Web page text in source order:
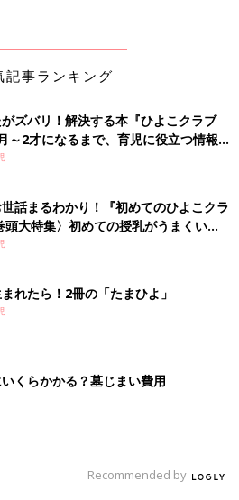
事ランキング
ズバリ！解決する本『ひよこクラブ
2才になるまで、育児に役立つ情報が
話まるわかり！『初めてのひよこクラ
頭大特集〉初めての授乳がうまくい
ミルクの基本と夏のトラブル 解決テ
れたら！2冊の「たまひよ」
くらかかる？墓じまい費用
Recommended by